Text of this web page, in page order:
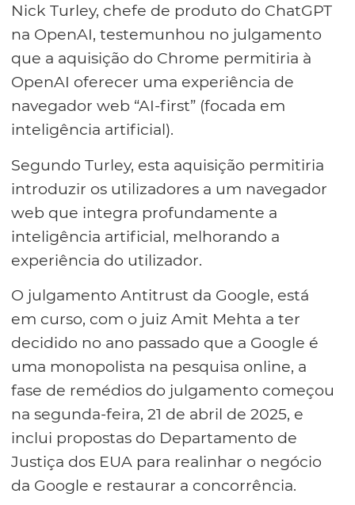
Nick Turley, chefe de produto do ChatGPT
na OpenAI, testemunhou no julgamento
que a aquisição do Chrome permitiria à
OpenAI oferecer uma experiência de
navegador web “AI-first” (focada em
inteligência artificial).
Segundo Turley, esta aquisição permitiria
introduzir os utilizadores a um navegador
web que integra profundamente a
inteligência artificial, melhorando a
experiência do utilizador.
O julgamento Antitrust da Google, está
em curso, com o juiz Amit Mehta a ter
decidido no ano passado que a Google é
uma monopolista na pesquisa online, a
fase de remédios do julgamento começou
na segunda-feira, 21 de abril de 2025, e
inclui propostas do Departamento de
Justiça dos EUA para realinhar o negócio
da Google e restaurar a concorrência.